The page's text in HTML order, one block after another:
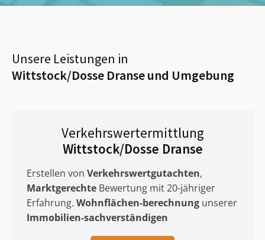
Unsere Leistungen in
Wittstock/Dosse Dranseund Umgebung
Verkehrswertermittlung
Wittstock/Dosse Dranse
Erstellen von Verkehrswertgutachten,
Marktgerechte Bewertung mit 20-jähriger
Erfahrung. Wohnflächen-berechnung unserer
Immobilien-sachverständigen